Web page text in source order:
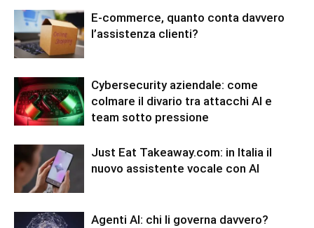
E-commerce, quanto conta davvero
l’assistenza clienti?
Cybersecurity aziendale: come
colmare il divario tra attacchi AI e
team sotto pressione
Just Eat Takeaway.com: in Italia il
nuovo assistente vocale con AI
Agenti AI: chi li governa davvero?